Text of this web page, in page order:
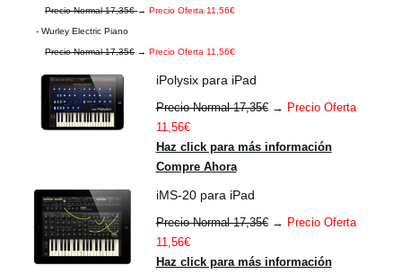
Precio Normal 17,35€→ Precio Oferta 11,56€
- Wurley Electric Piano
Precio Normal 17,35€ → Precio Oferta 11,56€
iPolysix para iPad
Precio Normal 17,35€→ Precio Oferta
11,56€
Haz click para más información
Compre Ahora
iMS-20 para iPad
Precio Normal 17,35€→ Precio Oferta
11,56€
Haz click para más información